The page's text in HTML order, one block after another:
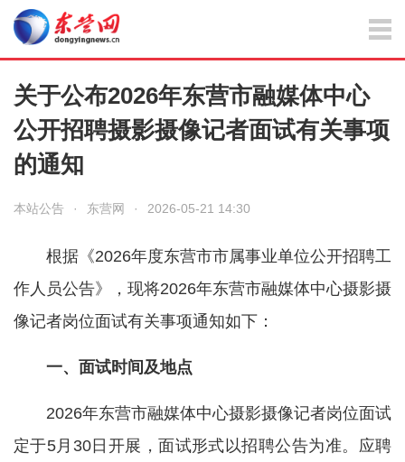
关于公布2026年东营市融媒体中心
公开招聘摄影摄像记者面试有关事项
的通知
本站公告 · 东营网 · 2026-05-21 14:30
根据《2026年度东营市市属事业单位公开招聘工
作人员公告》，现将2026年东营市融媒体中心摄影摄
像记者岗位面试有关事项通知如下：
一、面试时间及地点
2026年东营市融媒体中心摄影摄像记者岗位面试
定于5月30日开展，面试形式以招聘公告为准。应聘